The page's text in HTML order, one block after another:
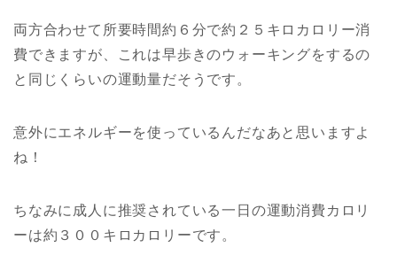
両方合わせて所要時間約６分で約２５キロカロリー消
費できますが、これは早歩きのウォーキングをするの
と同じくらいの運動量だそうです。
意外にエネルギーを使っているんだなあと思いますよ
ね！
ちなみに成人に推奨されている一日の運動消費カロリ
ーは約３００キロカロリーです。